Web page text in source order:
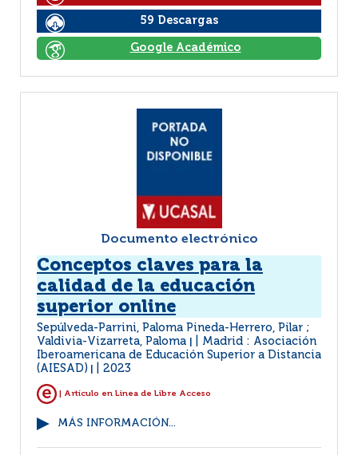
59 Descargas
Google Académico
Documento electrónico
Conceptos claves para la
calidad de la educación
superior online
Sepúlveda-Parrini, Paloma Pineda-Herrero, Pilar ;
Valdivia-Vizarreta, Paloma
Madrid : Asociación
Iberoamericana de Educación Superior a Distancia
(AIESAD)
2023
| Artículo en Linea de Libre Acceso
MÁS INFORMACIÓN...